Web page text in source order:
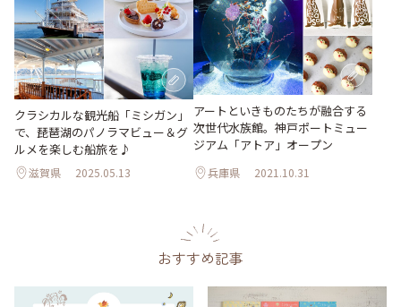
クラシカルな観光船「ミシガン」
で、琵琶湖のパノラマビュー＆グ
ルメを楽しむ船旅を♪
滋賀県 2025.05.13
アートといきものたちが融合する
次世代水族館。神戸ポートミュー
ジアム「アトア」オープン
兵庫県 2021.10.31
おすすめ記事